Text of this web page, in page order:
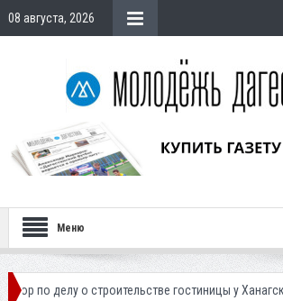
08 августа, 2026
Меню
о строительстве гостиницы у Ханагского